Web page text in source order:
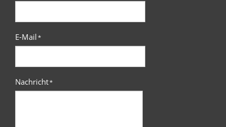
E-Mail*
Nachricht*